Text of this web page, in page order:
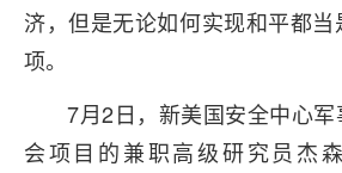
济，但是无论如何实现和平都
项。
7月2日，新美国安全中心
会项目的兼职高级研究员杰